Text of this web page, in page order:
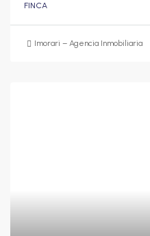
FINCA
Imorari – Agencia Inmobiliaria